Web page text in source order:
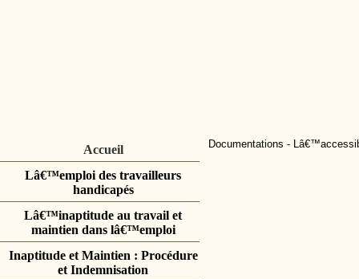
Accueil
Lâ€™emploi des travailleurs
handicapés
Lâ€™inaptitude au travail et
maintien dans lâ€™emploi
Inaptitude et Maintien : Procédure
et Indemnisation
Documentations -